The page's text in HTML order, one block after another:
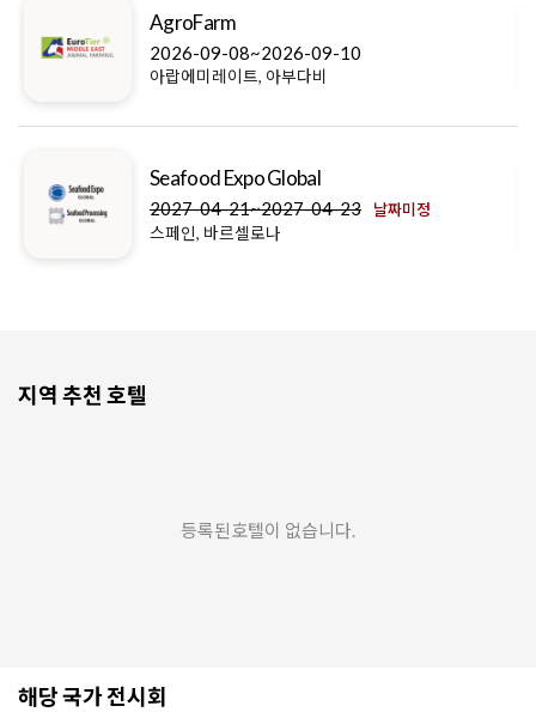
AgroFarm
2026-09-08~2026-09-10
아랍에미레이트, 아부다비
Seafood Expo Global
2027-04-21~2027-04-23 날짜미정
스페인, 바르셀로나
지역 추천 호텔
등록된호텔이 없습니다.
해당 국가 전시회